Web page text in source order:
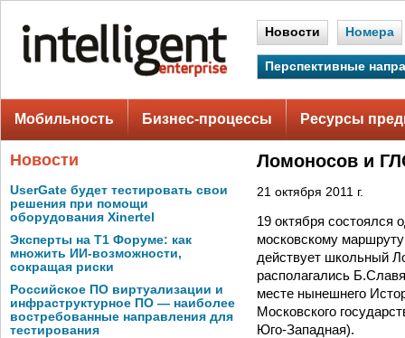
Новости Номера
Перспективные
Мобильность Бизнес-процессы Ресурсы
Новости
UserGate будет тестировать свои
решения при помощи
оборудования Xinertel
Эксперты на Т1 Форуме: как
множить ИИ-возможности,
сокращая риски
Российское ПО виртуализации и
инфраструктурное ПО — наиболее
востребованные направления для
тестирования
Ломоносов и
21 октября 2011 г.
19 октября
московскому
действует школьный
располагались
месте нынешнего
Московского
Юго-Западная).